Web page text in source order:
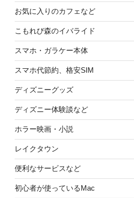
お気に入りのカフェなど
こもれび森のイバライド
スマホ・ガラケー本体
スマホ代節約、格安SIM
ディズニーグッズ
ディズニー体験談など
ホラー映画・小説
レイクタウン
便利なサービスなど
初心者が使っているMac